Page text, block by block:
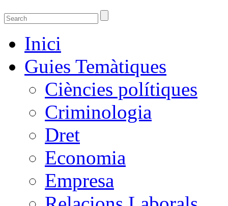
Guies temàtiques de la Biblioteca de
Guies temàtiques de Ciencies Socials, Jurídiques i econòmiques
Inici
Guies Temàtiques
Ciències polítiques
Criminologia
Dret
Economia
Empresa